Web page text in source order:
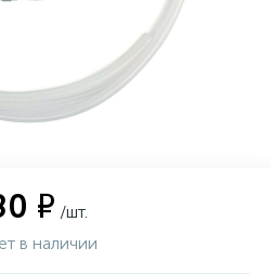
₽ /шт.
в наличии